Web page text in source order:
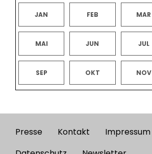
JAN FEB MAR
MAI JUN JUL
SEP OKT NOV
Footer
Presse Kontakt
Impressum